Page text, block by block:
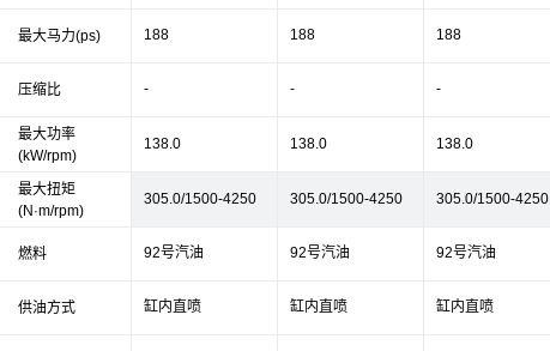
最大马力(ps)
压缩比
最大功率
(kW/rpm)
最大扭矩
(N·m/rpm)
燃料
供油方式
188 188 188
- - -
138.0 138.0 138.0
305.0/1500-4250 305.0/1500-4250 305.0/1500-4250
92号汽油 92号汽油 92号汽油
缸内直喷 缸内直喷 缸内直喷